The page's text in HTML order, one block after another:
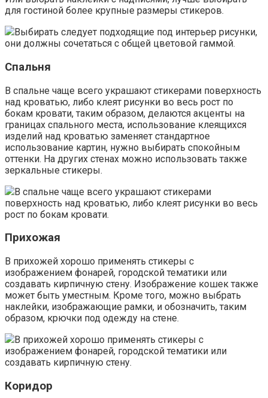
для гостиной более крупные размеры стикеров.
Выбирать следует подходящие под интерьер рисунки,
они должны сочетаться с общей цветовой гаммой.
Спальня
В спальне чаще всего украшают стикерами поверхность
над кроватью, либо клеят рисунки во весь рост по
бокам кровати, таким образом, делаются акценты на
границах спального места, использование клеящихся
изделий над кроватью заменяет стандартное
использование картин, нужно выбирать спокойным
оттенки. На других стенах можно использовать также
зеркальные стикеры.
В спальне чаще всего украшают стикерами
поверхность над кроватью, либо клеят рисунки во весь
рост по бокам кровати.
Прихожая
В прихожей хорошо применять стикеры с
изображением фонарей, городской тематики или
создавать кирпичную стену. Изображение кошек также
может быть уместным. Кроме того, можно выбрать
наклейки, изображающие рамки, и обозначить, таким
образом, крючки под одежду на стене.
В прихожей хорошо применять стикеры с
изображением фонарей, городской тематики или
создавать кирпичную стену.
Коридор